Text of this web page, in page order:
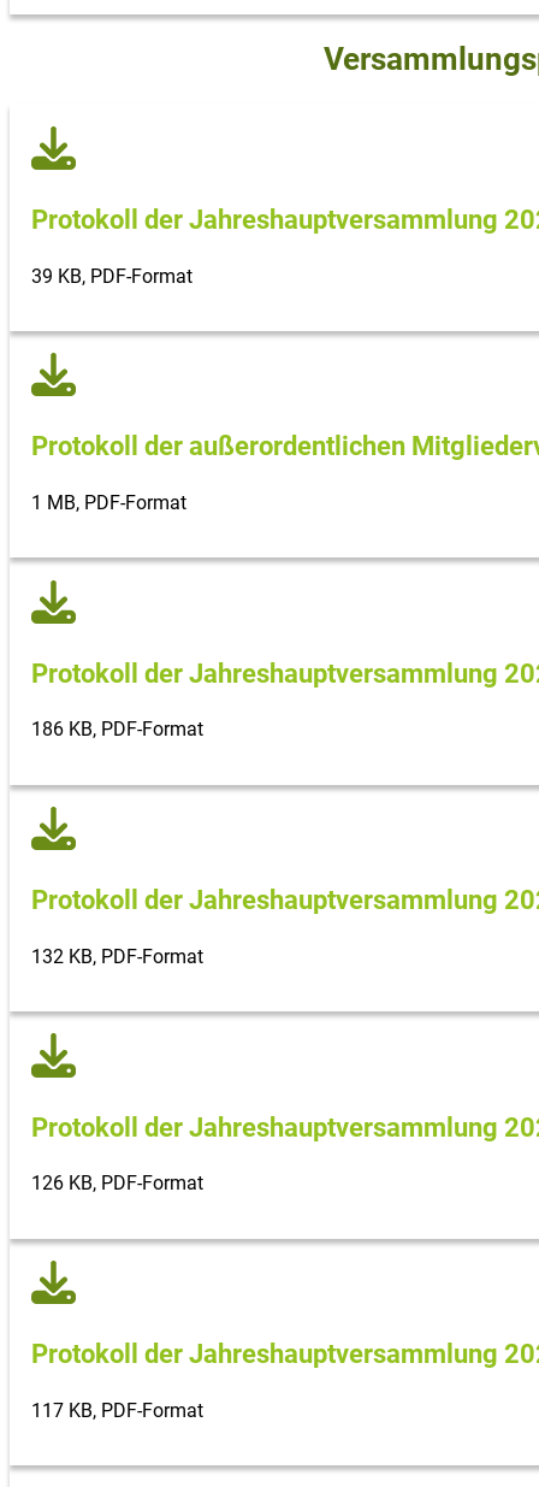
Protokoll der Jahreshaupt­versammlung
39 KB, PDF-Format
Protokoll der außerordentlichen
1 MB, PDF-Format
Protokoll der Jahreshaupt­versammlung
186 KB, PDF-Format
Protokoll der Jahreshaupt­versammlung
132 KB, PDF-Format
Protokoll der Jahreshaupt­versammlung
126 KB, PDF-Format
Protokoll der Jahreshaupt­versammlung
117 KB, PDF-Format